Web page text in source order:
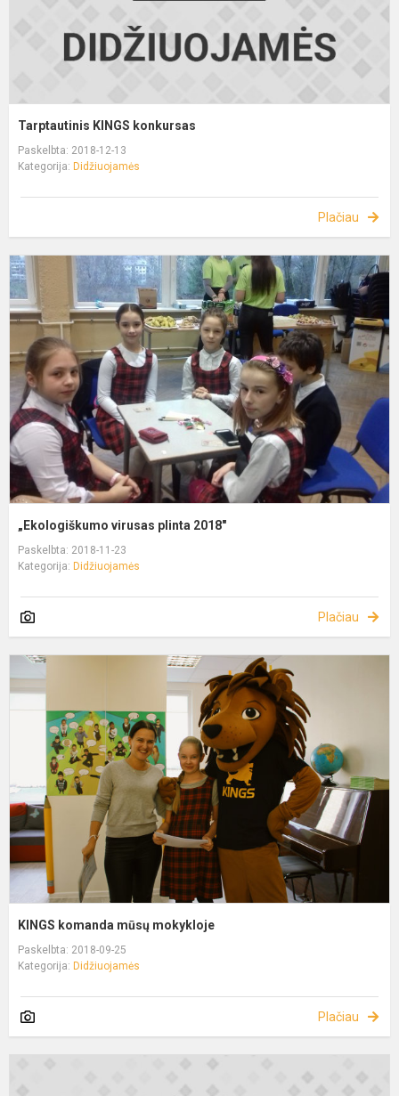
Tarptautinis KINGS konkursas
Paskelbta: 2018-12-13
Kategorija: Didžiuojamės
Plačiau
„Ekologiškumo virusas plinta 2018"
Paskelbta: 2018-11-23
Kategorija: Didžiuojamės
Plačiau
KINGS komanda mūsų mokykloje
Paskelbta: 2018-09-25
Kategorija: Didžiuojamės
Plačiau